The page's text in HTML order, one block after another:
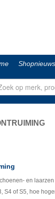
Shopnieuws
en
S4 of S5, hoe